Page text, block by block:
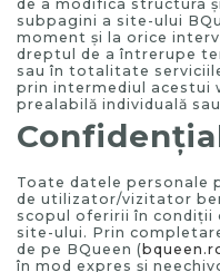
de a modifica structura
subpagini a site-ului
moment şi la orice
dreptul de a întrerupe
sau în totalitate
prin intermediul acestui
prealabilă individuală
Toate datele personale
de utilizator/vizitator
scopul oferirii în condiţii
site-ului. Prin
de pe BQueen (
în mod expres şi